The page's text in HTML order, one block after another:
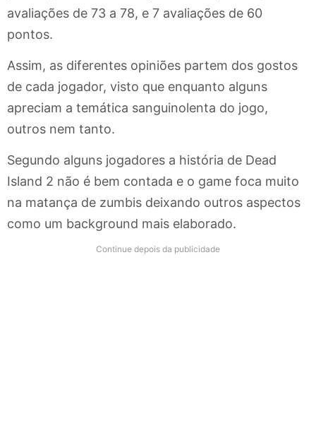
avaliações de 73 a 78, e 7 avaliações de 60
pontos.
Assim, as diferentes opiniões partem dos gostos
de cada jogador, visto que enquanto alguns
apreciam a temática sanguinolenta do jogo,
outros nem tanto.
Segundo alguns jogadores a história de Dead
Island 2 não é bem contada e o game foca muito
na matança de zumbis deixando outros aspectos
como um background mais elaborado.
Continue depois da publicidade